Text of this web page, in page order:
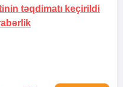
təqdimatı keçirildi